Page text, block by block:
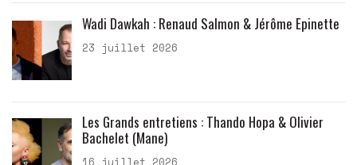
Wadi Dawkah : Renaud Salmon & Jérôme Epinette
23 juillet 2026
Les Grands entretiens : Thando Hopa & Olivier
Bachelet (Mane)